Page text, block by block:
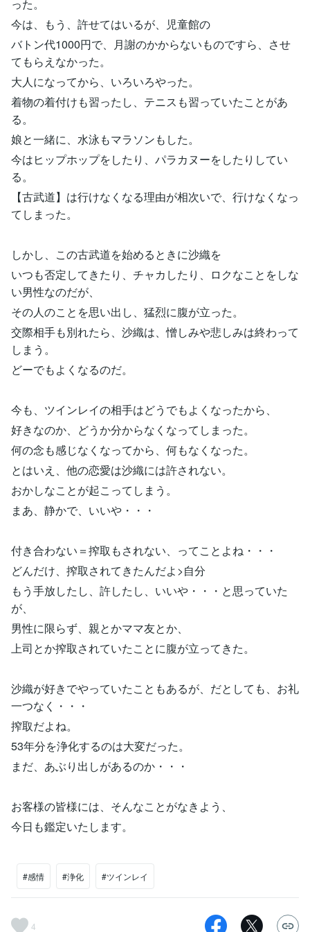
った。
今は、もう、許せてはいるが、児童館の
バトン代1000円で、月謝のかからないものですら、させ
てもらえなかった。
大人になってから、いろいろやった。
着物の着付けも習ったし、テニスも習っていたことがあ
る。
娘と一緒に、水泳もマラソンもした。
今はヒップホップをしたり、パラカヌーをしたりしてい
る。
【古武道】は行けなくなる理由が相次いで、行けなくなっ
てしまった。
しかし、この古武道を始めるときに沙織を
いつも否定してきたり、チャカしたり、ロクなことをしな
い男性なのだが、
その人のことを思い出し、猛烈に腹が立った。
交際相手も別れたら、沙織は、憎しみや悲しみは終わって
しまう。
どーでもよくなるのだ。
今も、ツインレイの相手はどうでもよくなったから、
好きなのか、どうか分からなくなってしまった。
何の念も感じなくなってから、何もなくなった。
とはいえ、他の恋愛は沙織には許されない。
おかしなことが起こってしまう。
まあ、静かで、いいや・・・
付き合わない＝搾取もされない、ってことよね・・・
どんだけ、搾取されてきたんだよ>自分
もう手放したし、許したし、いいや・・・と思っていた
が、
男性に限らず、親とかママ友とか、
上司とか搾取されていたことに腹が立ってきた。
沙織が好きでやっていたこともあるが、だとしても、お礼
一つなく・・・
搾取だよね。
53年分を浄化するのは大変だった。
まだ、あぶり出しがあるのか・・・
お客様の皆様には、そんなことがなきよう、
今日も鑑定いたします。
#感情 #浄化 #ツインレイ
4